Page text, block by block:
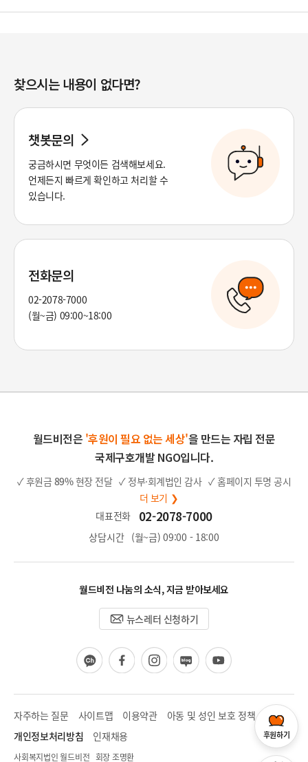
찾으시는 내용이 없다면?
챗봇문의
궁금하시면 무엇이든 검색해보세요.
언제든지 빠르게 확인하고 처리할 수
있습니다.
전화문의
02-2078-7000
(월~금) 09:00~18:00
월드비전은 '후원이 필요 없는 세상'을 만드는 자립 전문
국제구호개발 NGO입니다.
✓ 후원금 89%현장 전달 ✓ 정부·회계법인 감사 ✓ 홈페이지 투명 공시
더 보기 ❯
대표전화
02-2078-7000
상담시간 (월~금) 09:00 - 18:00
월드비전 나눔의 소식, 지금 받아보세요
뉴스레터 신청하기
카
카
채
널
페
이
북
인
스
그
램
블
로
유
튜
자주하는 질문 사이트맵 이용약관
아동 및 성인 보호 정책
개인정보처리방침
인재채용
사회복지법인 월드비전 회장 조명환
후원하기